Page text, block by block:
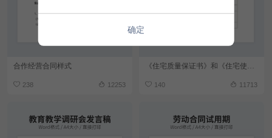
合作经营合同样式
238 12253 140 11713
确定